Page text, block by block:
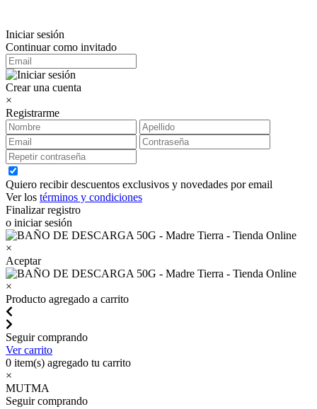
Iniciar sesión
Continuar como invitado
Crear una cuenta
×
Registrarme
Quiero recibir descuentos exclusivos y novedades por email
Ver los términos y condiciones
Finalizar registro
o iniciar sesión
×
Aceptar
×
Producto agregado a carrito
Seguir comprando
Ver carrito
0 item(s) agregado tu carrito
×
MUTMA
Seguir comprando